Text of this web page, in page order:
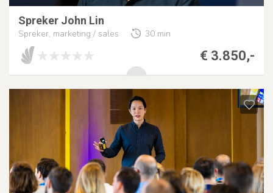
Spreker John Lin
Spreker, marketing / sales 30 min
€ 3.850,-